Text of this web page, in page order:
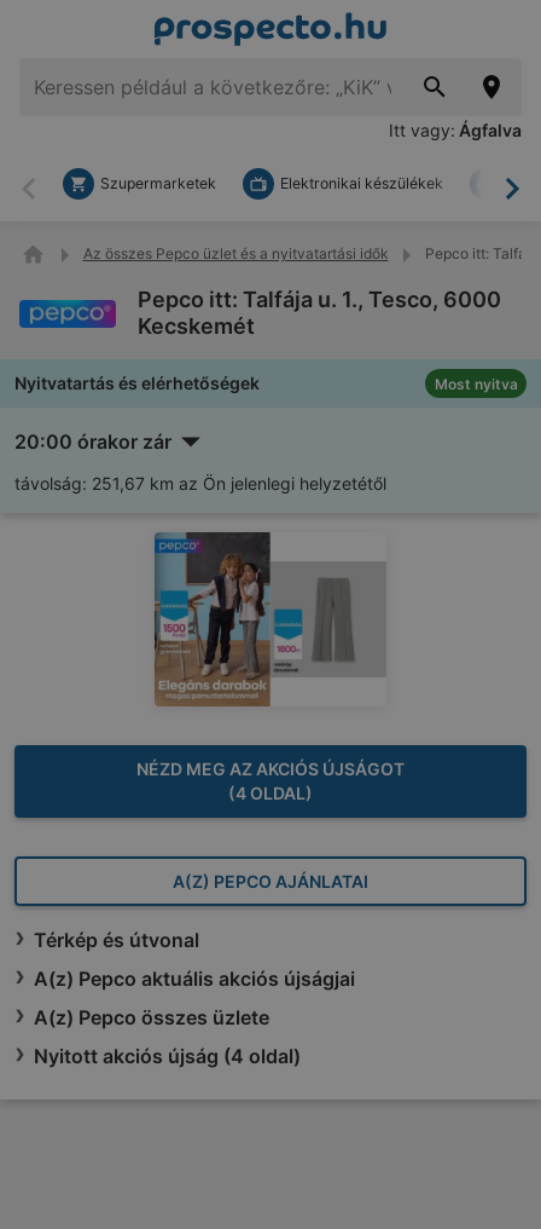
Itt vagy: Ágfalva
Vissza
Szupermarketek Elektronikai készülékek
Az összes Pepco üzlet és a nyitvatartási idők Pepco itt:
Pepco itt: Talfája u. 1., Tesco, 6000
Kecskemét
Nyitvatartás és elérhetőségek Most nyitva
20:00 órakor zár
távolság: 251,67 km az Ön jelenlegi helyzetétől
NÉZD MEG AZ AKCIÓS ÚJSÁGOT
(4 OLDAL)
A(Z) PEPCO AJÁNLATAI
Térkép és útvonal
A(z) Pepco aktuális akciós újságjai
A(z) Pepco összes üzlete
Nyitott akciós újság (4 oldal)